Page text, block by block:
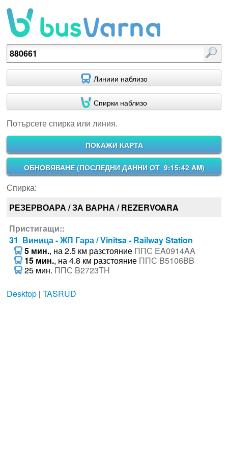
Потърсете спирка или линия.
Линиии наблизо
Спирки наблизо
Потърсете спирка или линия.
ПОКАЖИ КАРТА
ОБНОВЯВАНЕ (ПОСЛЕДНИ ДАННИ ОТ 9:15:42 AM)
Спирка:
РЕЗЕРВОАРА / ЗА ВАРНА / REZERVOARA
Пристигащи::
31 Виница - ЖП Гара / Vinitsa - Railway Station
5 мин., на 2.5 км разстояние ППС EA0914AA
15 мин., на 4.8 км разстояние ППС B5106BB
25 мин. ППС B2723TH
Desktop| TASRUD